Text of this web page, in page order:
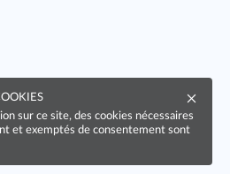
sur ce site, des cookies nécessaires
et exemptés de consentement sont